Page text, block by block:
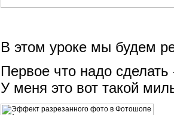
В этом уроке мы будем
Первое что надо
У меня это вот такой